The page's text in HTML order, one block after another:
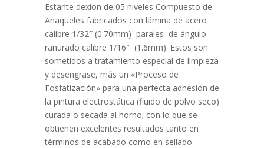
Estante dexion de 05 niveles Compuesto de
Anaqueles fabricados con lámina de acero
calibre 1/32″ (0.70mm) parales de ángulo
ranurado calibre 1/16″ (1.6mm). Estos son
sometidos a tratamiento especial de limpieza
y desengrase, más un «Proceso de
Fosfatización» para una perfecta adhesión de
la pintura electrostática (fluido de polvo seco)
curada o secada al horno; con lo que se
obtienen excelentes resultados tanto en
términos de acabado como en sellado